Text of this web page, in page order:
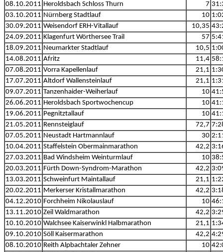
08.10.2011 Heroldsbach Schloss Thurn 7
03.10.2011 Nürnberg Stadtlauf 10
30.09.2011 Weisendorf ERH-Vitallauf 10,35
24.09.2011 Klagenfurt Wörthersee Trail 57
18.09.2011 Neumarkter Stadtlauf 10,5
14.08.2011 Afritz 11,4
07.08.2011 Vorra Kapellenlauf 21,1
17.07.2011 Altdorf Wallensteinlauf 21,1
09.07.2011 Tanzenhaider-Weiherlauf 10
26.06.2011 Heroldsbach Sportwochencup 10
19.06.2011 Pegnitztallauf 10
21.05.2011 Rennsteiglauf 72,7
07.05.2011 Neustadt Hartmannlauf 30
10.04.2011 Staffelstein Obermainmarathon 42,2
27.03.2011 Bad Windsheim Weinturmlauf 10
20.03.2011 Fürth Down-Syndrom-Marathon 42,2
13.03.2011 Schweinfurt Maintallauf 21,1
20.02.2011 Merkerser Kristallmarathon 42,2
04.12.2010 Forchheim Nikolauslauf 10
13.11.2010 Zeil Waldmarathon 42,2
10.10.2010 Walchsee Kaiserwinkl Halbmarathon 21,1
09.10.2010 Söll Kaisermarathon 42,2
08.10.2010 Reith Alpbachtaler Zehner 10